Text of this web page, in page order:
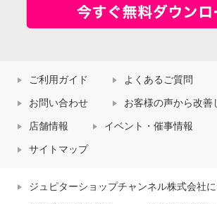
ご利用ガイド よくあるご質問
お問い合わせ お客様の声から改善
店舗情報 イベント・催事情報
サイトマップ
ジュピターショップチャンネル株式会社